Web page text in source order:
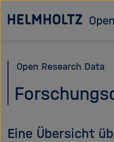
zum
Open Research Data
Eine Übersicht